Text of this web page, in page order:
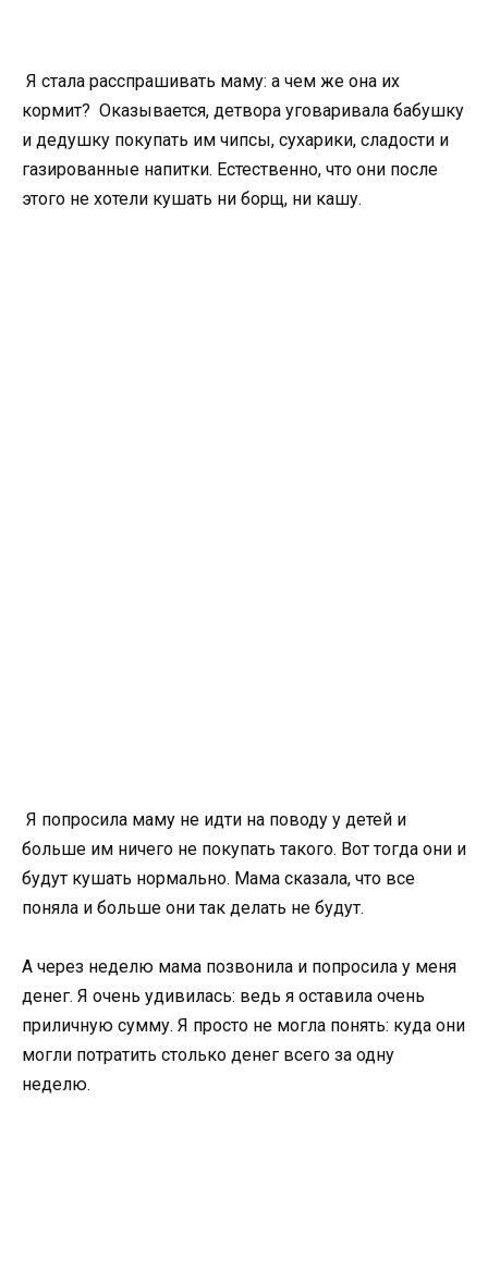
Я стала расспрашивать маму: а чем же она их
кормит? Оказывается, детвора уговаривала бабушку
и дедушку покупать им чипсы, сухарики, сладости и
газированные напитки. Естественно, что они после
этого не хотели кушать ни борщ, ни кашу.
Я попросила маму не идти на поводу у детей и
больше им ничего не покупать такого. Вот тогда они и
будут кушать нормально. Мама сказала, что все
поняла и больше они так делать не будут.
А через неделю мама позвонила и попросила у меня
денег. Я очень удивилась: ведь я оставила очень
приличную сумму. Я просто не могла понять: куда они
могли потратить столько денег всего за одну
неделю.